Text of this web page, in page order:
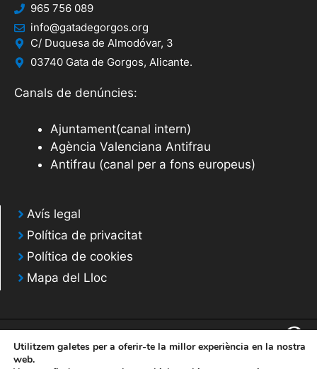
965 756 089
info@gatadegorgos.org
C/ Duquesa de Almodóvar, 3
03740 Gata de Gorgos, Alicante.
Canals de denúncies:
Ajuntament(canal intern)
Agència Valenciana Antifrau
Antifrau (canal per a fons europeus)
Avís legal
Política de privacitat
Política de cookies
Mapa del Lloc
Utilitzem galetes per a oferir-te la millor experiència en la nostra
web.